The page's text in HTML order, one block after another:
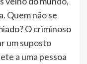
Quem não se
O criminoso
um suposto
a uma pessoa